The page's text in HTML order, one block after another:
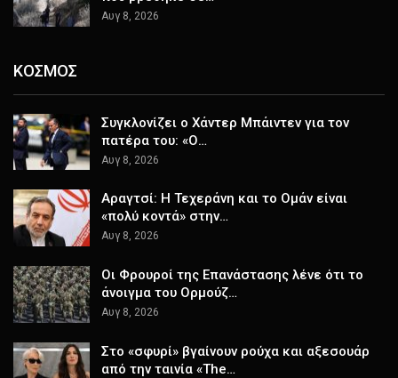
Αυγ 8, 2026
ΚΟΣΜΟΣ
Συγκλονίζει ο Χάντερ Μπάιντεν για τον
πατέρα του: «Ο…
Αυγ 8, 2026
Αραγτσί: Η Τεχεράνη και το Ομάν είναι
«πολύ κοντά» στην…
Αυγ 8, 2026
Οι Φρουροί της Επανάστασης λένε ότι το
άνοιγμα του Ορμούζ…
Αυγ 8, 2026
Στο «σφυρί» βγαίνουν ρούχα και αξεσουάρ
από την ταινία «The…